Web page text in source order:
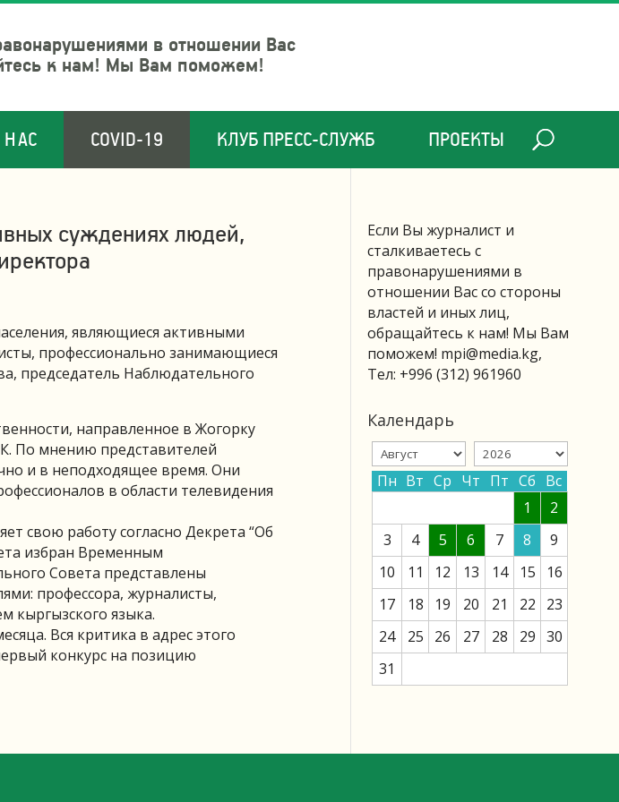
в отношении Вас
к нам! Мы Вам поможем!
НАС COVID-19 КЛУБ ПРЕСС-СЛУЖБ ПРОЕКТЫ
суждениях людей,
являющиеся активными
профессионально занимающиеся
председатель Наблюдательного
направленное в Жогорку
По мнению представителей
и в неподходящее время. Они
в области телевидения
свою работу согласно Декрета “Об
избран Временным
Совета представлены
профессора, журналисты,
кыргызского языка.
Вся критика в адрес этого
конкурс на позицию
Если Вы журналист и
сталкиваетесь с
правонарушениями в
отношении Вас со стороны
властей и иных лиц,
обращайтесь к нам! Мы Вам
поможем! mpi@media.kg,
Тел: +996 (312) 961960
Календарь
Пн Вт Ср Чт Пт Сб Вс
1
2
3
4 5 6 7 8
9
10
11 12 13 14 15
16
17
18 19 20 21 22
23
24
25 26 27 28 29 30
31